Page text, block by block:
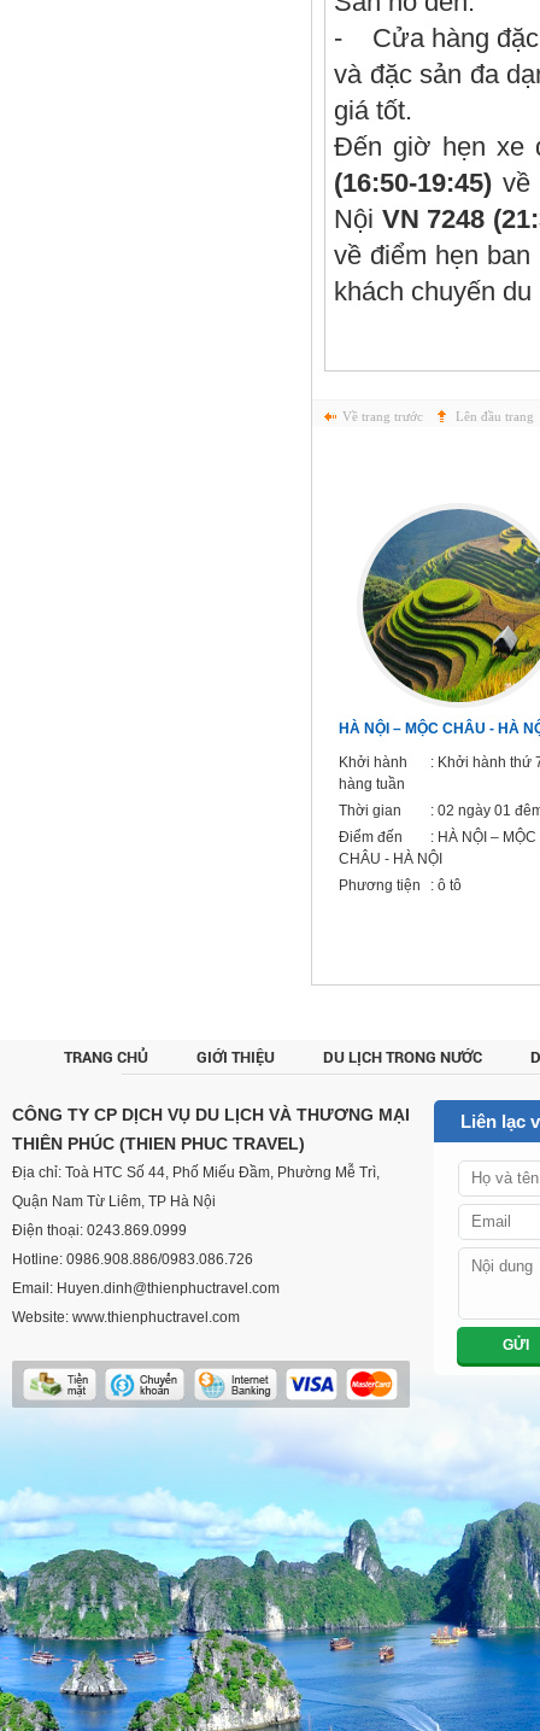
- Cửa hàng
và đặc sản đa
giá tốt.
Đến giờ hẹn xe
(16:50-19:45) về
Nội VN 7248
về điểm hẹn
khách chuyến
Về trang trước Lên đầu trang
HÀ NỘI – MỘC CHÂU - HÀ
Khởi hành
: Khởi hành thứ
hàng tuần
Thời gian
: 02 ngày 01
Điểm đến
: HÀ NỘI – MỘC
CHÂU - HÀ NỘI
Phương tiện
: ô tô
TRANG CHỦ GIỚI THIỆU DU LỊCH TRONG NƯỚC
CÔNG TY CP DỊCH VỤ DU LỊCH VÀ THƯƠNG MẠI
THIÊN PHÚC (THIEN PHUC TRAVEL)
Địa chỉ: Toà HTC Số 44, Phố Miếu Đầm, Phường Mễ Trì,
Quận Nam Từ Liêm, TP Hà Nội
Điện thoại: 0243.869.0999
Hotline: 0986.908.886/0983.086.726
Email: Huyen.dinh@thienphuctravel.com
Website: www.thienphuctravel.com
Liên lạc
GỬI